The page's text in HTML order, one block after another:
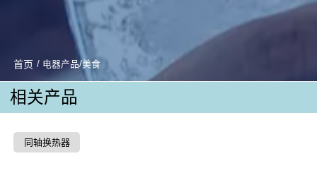
首页 / 电器产品/美食
相关产品
同轴换热器